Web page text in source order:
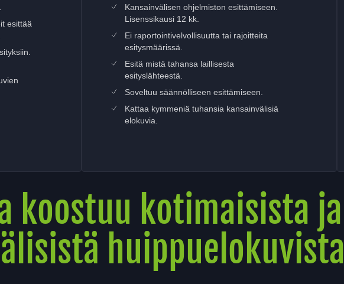
esittää
SisältääKansainvälisen ohjelmiston esittämiseen.
Lisenssikausi 12 kk.
Ei raportointivelvollisuutta tai rajoitteita
esitysmäärissä.
Esitä mistä tahansa laillisesta
esityslähteestä.
Soveltuu säännölliseen esittämiseen.
Kattaa kymmeniä tuhansia kansainvälisiä
elokuvia.
koostuu kotimaisista ja
huippuelokuvista